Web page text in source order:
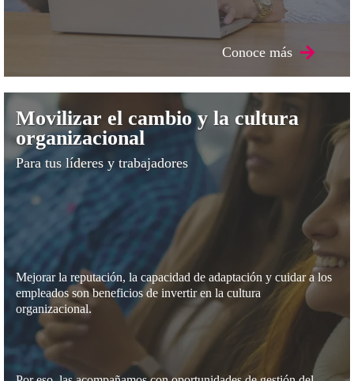
Conoce más
Movilizar el cambio y la cultura
organizacional
Para tus líderes y trabajadores
Movilizar el cambio y la cultura organizacional
Mejorar la reputación, la capacidad de adaptación y cuidar a los
empleados son beneficios de invertir en la cultura
organizacional.